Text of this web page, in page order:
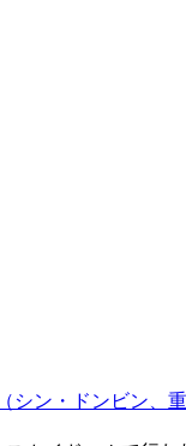
シン・ドンビン、